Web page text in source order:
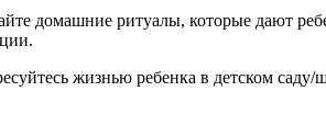
домашние ритуалы, которые дают
жизнью ребенка в детском